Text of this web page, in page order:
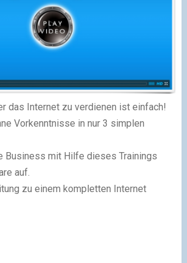
das Internet zu verdienen ist einfach!
Vorkenntnisse in nur 3 simplen
Business mit Hilfe dieses Trainings
auf.
zu einem kompletten Internet